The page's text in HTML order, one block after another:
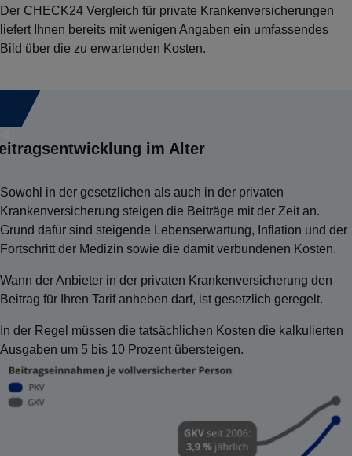
eine PKV besonders günstig. Auch Studierenden werden
oft vergünstigte Einsteigertarife angeboten.
Beim Abschluss einer PKV müssen Sie eine
Gesundheitsprüfung durchführen. Geht aus dieser hervor,
dass Sie an Vorerkrankungen leiden, kann der Versicherer
Der CHECK24 Vergleich für private Krankenversicherungen
liefert Ihnen bereits mit wenigen Angaben ein umfassendes
Bild über die zu erwartenden Kosten.
im Alter
Sowohl in der gesetzlichen als auch in der privaten
Krankenversicherung steigen die Beiträge mit der Zeit an.
Grund dafür sind steigende Lebenserwartung, Inflation und der
Fortschritt der Medizin sowie die damit verbundenen Kosten.
Wann der Anbieter in der privaten Krankenversicherung den
Beitrag für Ihren Tarif anheben darf, ist gesetzlich geregelt.
In der Regel müssen die tatsächlichen Kosten die kalkulierten
Ausgaben um 5 bis 10 Prozent übersteigen.